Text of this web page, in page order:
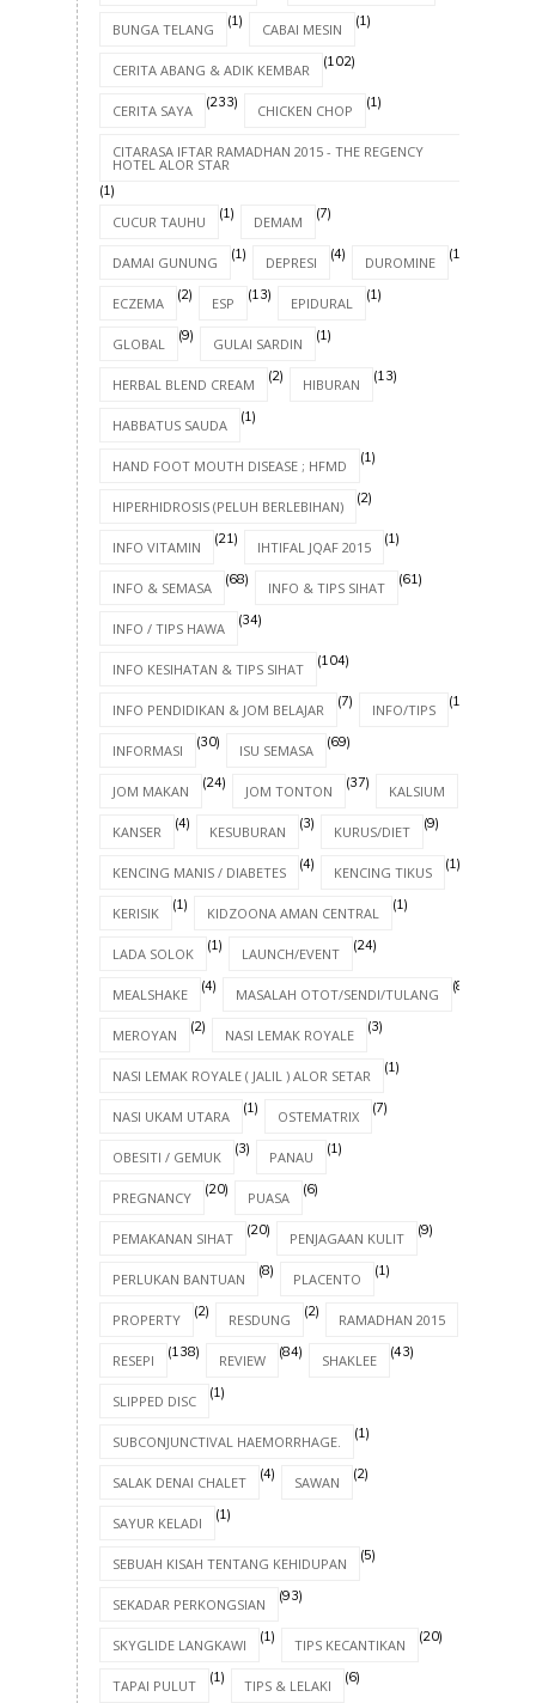
BUNGA TELANG (1) CABAI MESIN (1)
CERITA ABANG & ADIK KEMBAR (102)
CERITA SAYA (233) CHICKEN CHOP (1)
CITARASA IFTAR RAMADHAN 2015 - THE REGENCY
HOTEL ALOR STAR
(1)
CUCUR TAUHU (1) DEMAM (7)
DAMAI GUNUNG (1) DEPRESI (4) DUROMINE (1)
ECZEMA (2) ESP (13) EPIDURAL (1)
GLOBAL (9) GULAI SARDIN (1)
HERBAL BLEND CREAM (2) HIBURAN (13)
HABBATUS SAUDA (1)
HAND FOOT MOUTH DISEASE ; HFMD (1)
HIPERHIDROSIS (PELUH BERLEBIHAN) (2)
INFO VITAMIN (21) IHTIFAL JQAF 2015 (1)
INFO & SEMASA (68) INFO & TIPS SIHAT (61)
INFO / TIPS HAWA (34)
INFO KESIHATAN & TIPS SIHAT (104)
INFO PENDIDIKAN & JOM BELAJAR (7) INFO/TIPS (17)
INFORMASI (30) ISU SEMASA (69)
JOM MAKAN (24) JOM TONTON (37) KALSIUM
KANSER (4) KESUBURAN (3) KURUS/DIET (9)
KENCING MANIS / DIABETES (4) KENCING TIKUS (1)
KERISIK (1) KIDZOONA AMAN CENTRAL (1)
LADA SOLOK (1) LAUNCH/EVENT (24)
MEALSHAKE (4) MASALAH OTOT/SENDI/TULANG (8)
MEROYAN (2) NASI LEMAK ROYALE (3)
NASI LEMAK ROYALE ( JALIL ) ALOR SETAR (1)
NASI UKAM UTARA (1) OSTEMATRIX (7)
OBESITI / GEMUK (3) PANAU (1)
PREGNANCY (20) PUASA (6)
PEMAKANAN SIHAT (20) PENJAGAAN KULIT (9)
PERLUKAN BANTUAN (8) PLACENTO (1)
PROPERTY (2) RESDUNG (2) RAMADHAN 2015
RESEPI (138) REVIEW (84) SHAKLEE (43)
SLIPPED DISC (1)
SUBCONJUNCTIVAL HAEMORRHAGE. (1)
SALAK DENAI CHALET (4) SAWAN (2)
SAYUR KELADI (1)
SEBUAH KISAH TENTANG KEHIDUPAN (5)
SEKADAR PERKONGSIAN (93)
SKYGLIDE LANGKAWI (1) TIPS KECANTIKAN (20)
TAPAI PULUT (1) TIPS & LELAKI (6)